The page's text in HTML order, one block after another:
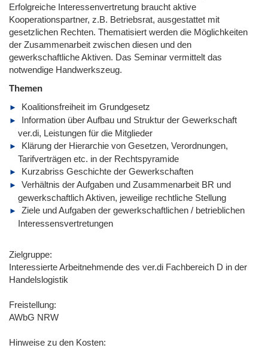
Erfolgreiche Interessenvertretung braucht aktive
Kooperationspartner, z.B. Betriebsrat, ausgestattet mit
gesetzlichen Rechten. Thematisiert werden die Möglichkeiten
der Zusammenarbeit zwischen diesen und den
gewerkschaftliche Aktiven. Das Seminar vermittelt das
notwendige Handwerkszeug.
Themen
Koalitionsfreiheit im Grundgesetz
Information über Aufbau und Struktur der Gewerkschaft
ver.di, Leistungen für die Mitglieder
Klärung der Hierarchie von Gesetzen, Verordnungen,
Tarifverträgen etc. in der Rechtspyramide
Kurzabriss Geschichte der Gewerkschaften
Verhältnis der Aufgaben und Zusammenarbeit BR und
gewerkschaftlich Aktiven, jeweilige rechtliche Stellung
Ziele und Aufgaben der gewerkschaftlichen / betrieblichen
Interessensvertretungen
Zielgruppe:
Interessierte Arbeitnehmende des ver.di Fachbereich D in der
Handelslogistik
Freistellung:
AWbG NRW
Hinweise zu den Kosten: